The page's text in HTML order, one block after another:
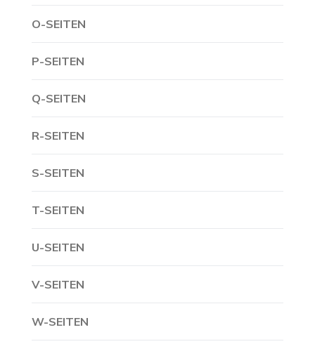
O-SEITEN
P-SEITEN
Q-SEITEN
R-SEITEN
S-SEITEN
T-SEITEN
U-SEITEN
V-SEITEN
W-SEITEN